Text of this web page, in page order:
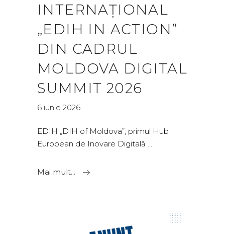
INTERNAȚIONAL
„EDIH IN ACTION”
DIN CADRUL
MOLDOVA DIGITAL
SUMMIT 2026
6 iunie 2026
EDIH „DIH of Moldova”, primul Hub
European de Inovare Digitală
Mai mult...